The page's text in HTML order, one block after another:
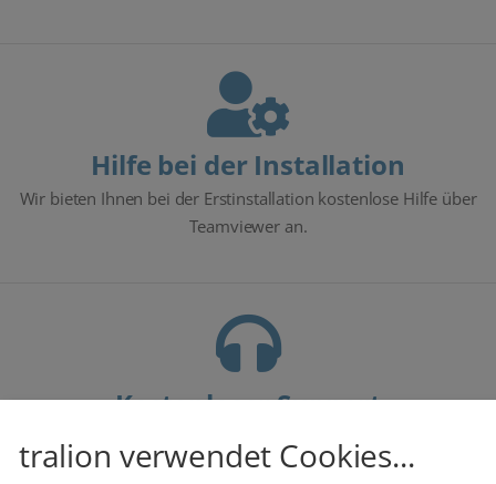
Hilfe bei der Installation
Wir bieten Ihnen bei der Erstinstallation kostenlose Hilfe über
Teamviewer an.
Kostenloser Support
tralion verwendet Cookies...